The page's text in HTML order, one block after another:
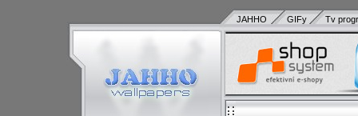
JAHHO GIFy Tv